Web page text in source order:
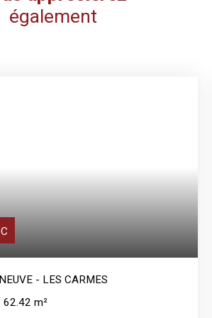
également
- LES CARMES
62.42 m²